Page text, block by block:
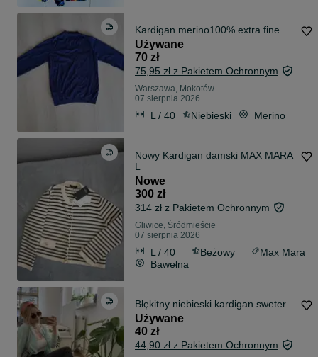
Kardigan merino100% extra fine
Używane
70 zł
75,95 zł z Pakietem Ochronnym
Warszawa, Mokotów
07 sierpnia 2026
L / 40 Niebieski Merino
Nowy Kardigan damski MAX MARA
L
Nowe
300 zł
314 zł z Pakietem Ochronnym
Gliwice, Śródmieście
07 sierpnia 2026
L / 40 Beżowy
Max Mara
Bawełna
Błękitny niebieski kardigan sweter
Używane
40 zł
44,90 zł z Pakietem Ochronnym